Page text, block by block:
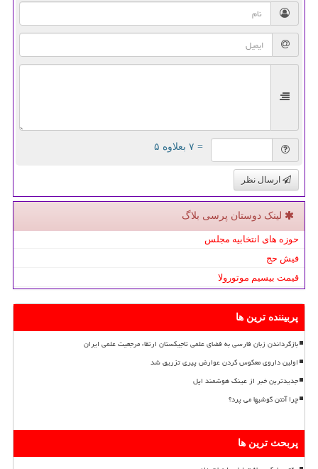
= ۷ بعلاوه ۵
ارسال نظر
لینک دوستان پرسی بلاگ
حوزه های انتخابیه مجلس
فیش حج
قیمت بیسیم موتورولا
پربیننده ترین ها
بازگرداندن زبان فارسی به فضای علمی تاجیکستان ارتقاء مرجعیت علمی ایران
اولین داروی معکوس کردن عوارض پیری تزریق شد
جدیدترین خبر از عینک هوشمند اپل
چرا آنتن گوشیها می پرد؟
پربحث ترین ها